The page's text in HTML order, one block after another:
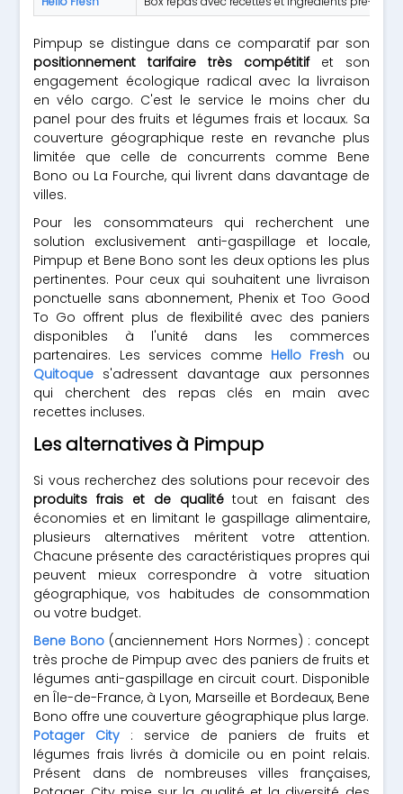
Pimpup se distingue dans ce comparatif par son
positionnement tarifaire très compétitifet son
engagement écologique radical avec la livraison
en vélo cargo. C'est le service le moins cher du
panel pour des fruits et légumes frais et locaux. Sa
couverture géographique reste en revanche plus
limitée que celle de concurrents comme Bene
Bono ou La Fourche, qui livrent dans davantage de
villes.
Pour les consommateurs qui recherchent une
solution exclusivement anti-gaspillage et locale,
Pimpup et Bene Bono sont les deux options les plus
pertinentes. Pour ceux qui souhaitent une livraison
ponctuelle sans abonnement, Phenix et Too Good
To Go offrent plus de flexibilité avec des paniers
disponibles à l'unité dans les commerces
partenaires. Les services comme Hello Fresh ou
Quitoque s'adressent davantage aux personnes
qui cherchent des repas clés en main avec
recettes incluses.
Les alternatives à Pimpup
Si vous recherchez des solutions pour recevoir des
produits frais et de qualitétout en faisant des
économies et en limitant le gaspillage alimentaire,
plusieurs alternatives méritent votre attention.
Chacune présente des caractéristiques propres qui
peuvent mieux correspondre à votre situation
géographique, vos habitudes de consommation
ou votre budget.
Bene Bono (anciennement Hors Normes) : concept
très proche de Pimpup avec des paniers de fruits et
légumes anti-gaspillage en circuit court. Disponible
en Île-de-France, à Lyon, Marseille et Bordeaux, Bene
Bono offre une couverture géographique plus large.
Potager City : service de paniers de fruits et
légumes frais livrés à domicile ou en point relais.
Présent dans de nombreuses villes françaises,